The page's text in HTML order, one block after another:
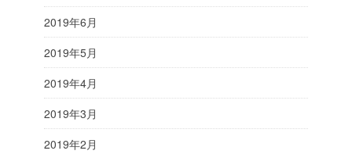
2019年6月
2019年5月
2019年4月
2019年3月
2019年2月